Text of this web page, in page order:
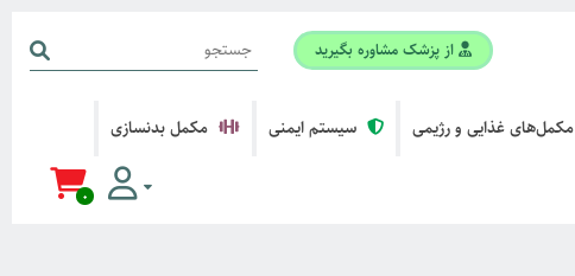
از پزشک مشاوره بگیرید
0
مکمل‌های غذایی و رژیمی سیستم ایمنی مکمل بدنسازی